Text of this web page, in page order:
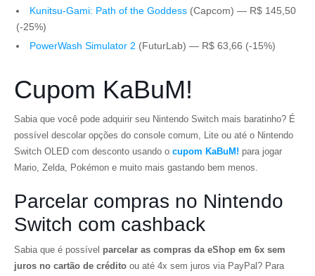
Kunitsu-Gami: Path of the Goddess (Capcom) — R$ 145,50
(-25%)
PowerWash Simulator 2 (FuturLab) — R$ 63,66 (-15%)
Cupom KaBuM!
Sabia que você pode adquirir seu Nintendo Switch mais baratinho? É
possível descolar opções do console comum, Lite ou até o Nintendo
Switch OLED com desconto usando o cupom KaBuM! para jogar
Mario, Zelda, Pokémon e muito mais gastando bem menos.
Parcelar compras no Nintendo
Switch com cashback
Sabia que é possível parcelar as compras da eShop em 6x sem
juros no cartão de crédito ou até 4x sem juros via PayPal? Para